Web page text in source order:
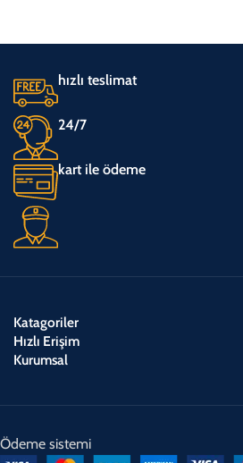
hızlı teslimat
24/7
kart ile ödeme
Katagoriler
Hızlı Erişim
Kurumsal
Ödeme sistemi